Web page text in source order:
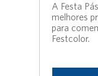
A Festa
melhores
para
Festcolor.